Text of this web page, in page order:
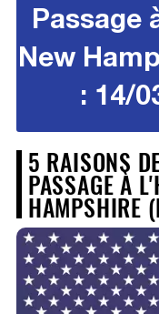
Passage
New
: 14/
5 RAISONS
PASSAGE À
HAMPSHIRE